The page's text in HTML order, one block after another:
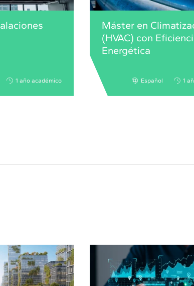
1 año académico
Máster en
(HVAC) con
Energética
Español 1